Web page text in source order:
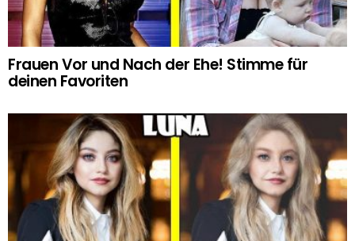
Frauen Vor und Nach der Ehe! Stimme für
deinen Favoriten